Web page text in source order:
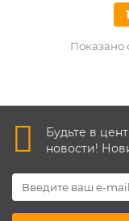
1
Показано
Будьте в
новости!